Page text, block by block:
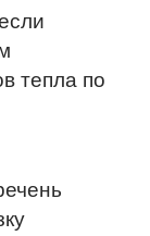
тепла по